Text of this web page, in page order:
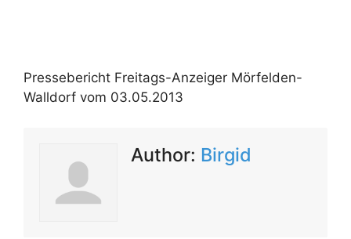
Pressebericht Freitags-Anzeiger Mörfelden-
Walldorf vom 03.05.2013
Author: Birgid